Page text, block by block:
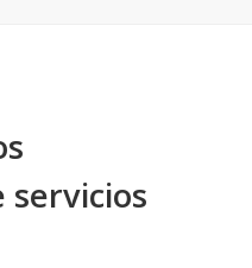
servicios